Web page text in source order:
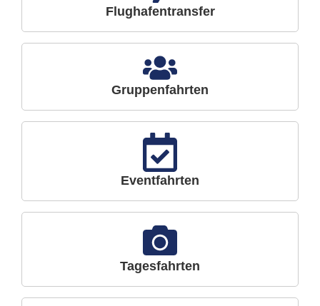
Flughafentransfer
Gruppenfahrten
Eventfahrten
Tagesfahrten